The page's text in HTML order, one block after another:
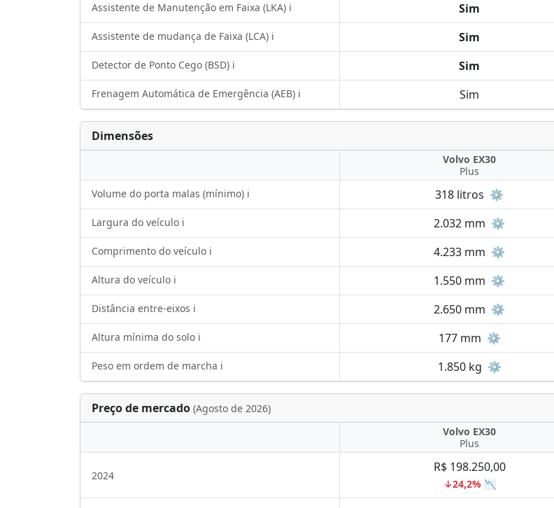
Assistente de Manutenção em Faixa (LKA) ℹ️ Sim
Assistente de mudança de Faixa (LCA) ℹ️ Sim
Detector de Ponto Cego (BSD) ℹ️ Sim
Frenagem Automática de Emergência (AEB) ℹ️ Sim
Dimensões
Volvo EX30
Plus
Volume do porta malas (mínimo) ℹ️
318 litros ⚙️
Largura do veículo ℹ️ 2.032 mm ⚙️
Comprimento do veículo ℹ️ 4.233 mm ⚙️
Altura do veículo ℹ️ 1.550 mm ⚙️
Distância entre-eixos ℹ️ 2.650 mm ⚙️
Altura mínima do solo ℹ️ 177 mm ⚙️
Peso em ordem de marcha ℹ️ 1.850 kg ⚙️
Preço de mercado (Agosto de 2026)
Volvo EX30
Plus
2024
R$ 198.250,00
↓24,2% 📉